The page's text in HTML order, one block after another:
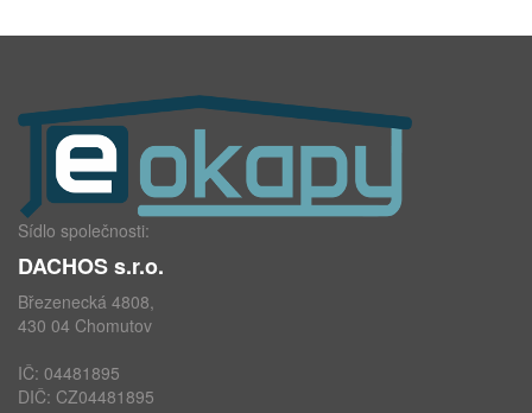
Sídlo společnosti:
DACHOS s.r.o.
Březenecká 4808,
430 04 Chomutov
IČ: 04481895
DIČ: CZ04481895